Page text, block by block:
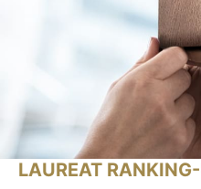
LAUREAT